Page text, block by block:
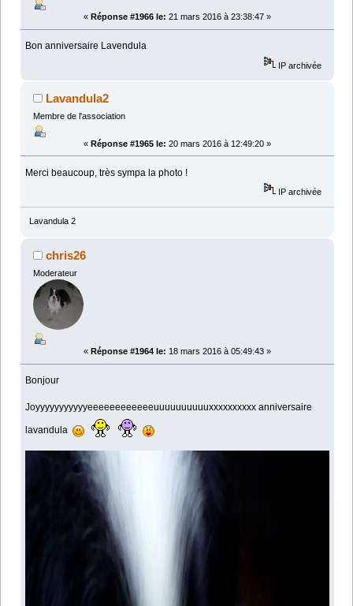
« Réponse #1966 le: 21 mars 2016 à 23:38:47 »
Bon anniversaire Lavendula
IP archivée
Lavandula2
Membre de l'association
« Réponse #1965 le: 20 mars 2016 à 12:49:20 »
Merci beaucoup, très sympa la photo !
IP archivée
Lavandula 2
chris26
Moderateur
« Réponse #1964 le: 18 mars 2016 à 05:49:43 »
Bonjour
Joyyyyyyyyyyyeeeeeeeeeeeeuuuuuuuuuuxxxxxxxxxx anniversaire
lavandula